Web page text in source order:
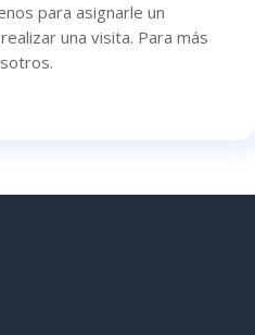
para asignarle un
una visita. Para más